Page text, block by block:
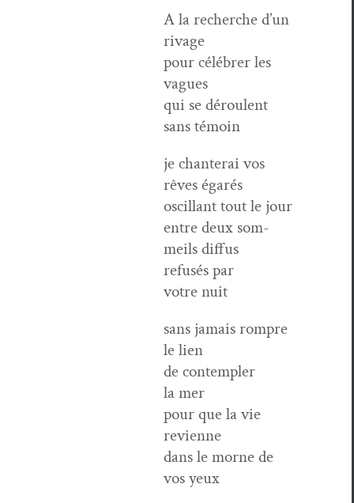
A la recherche d’un
rivage
pour célébr­er les
vagues
qui se déroulent
sans témoin
je chanterai vos
rêves égarés
oscil­lant tout le jour
entre deux som­
meils diffus
refusés par
votre nuit
sans jamais rompre
le lien
de con­tem­pler
la mer
pour que la vie
revienne
dans le morne de
vos yeux